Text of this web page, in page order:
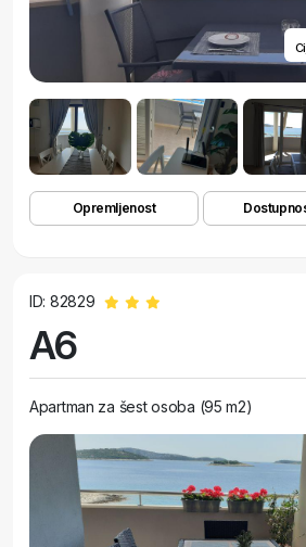
Opremljenost
ID: 82829
A6
Apartman za šest osoba (95 m2)